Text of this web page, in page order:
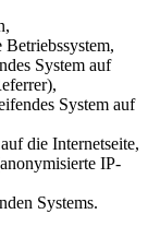
System auf
System auf
die Internetseite,
IP-
Systems.